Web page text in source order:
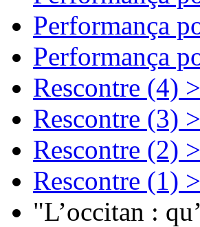
Performança
Performança
Rescontre (4)
Rescontre (3)
Rescontre (2)
Rescontre (1)
"L’occitan :